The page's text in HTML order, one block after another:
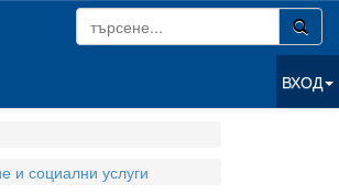
ВХОД
и социални услуги